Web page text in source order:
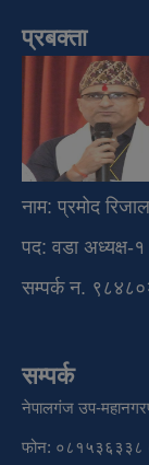
प्रबक्ता
नाम:
पद: वडा
सम्पर्क न.
सम्पर्क
नेपालगंज उप-
फोन: ०८१५३६३३८